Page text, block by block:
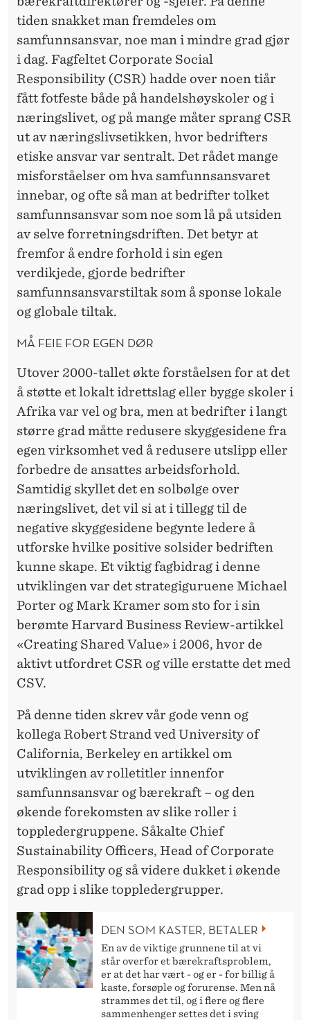
tiden snakket man fremdeles om
samfunnsansvar, noe man i mindre grad gjør
i dag. Fagfeltet Corporate Social
Responsibility (CSR) hadde over noen tiår
fått fotfeste både på handelshøyskoler og i
næringslivet, og på mange måter sprang CSR
ut av næringslivsetikken, hvor bedrifters
etiske ansvar var sentralt. Det rådet mange
misforståelser om hva samfunnsansvaret
innebar, og ofte så man at bedrifter tolket
samfunnsansvar som noe som lå på utsiden
av selve forretningsdriften. Det betyr at
fremfor å endre forhold i sin egen
verdikjede, gjorde bedrifter
samfunnsansvarstiltak som å sponse lokale
og globale tiltak.
MÅ FEIE FOR EGEN DØR
Utover 2000-tallet økte forståelsen for at det
å støtte et lokalt idrettslag eller bygge skoler i
Afrika var vel og bra, men at bedrifter i langt
større grad måtte redusere skyggesidene fra
egen virksomhet ved å redusere utslipp eller
forbedre de ansattes arbeidsforhold.
Samtidig skyllet det en solbølge over
næringslivet, det vil si at i tillegg til de
negative skyggesidene begynte ledere å
utforske hvilke positive solsider bedriften
kunne skape. Et viktig fagbidrag i denne
utviklingen var det strategiguruene Michael
Porter og Mark Kramer som sto for i sin
berømte Harvard Business Review-artikkel
«Creating Shared Value» i 2006, hvor de
aktivt utfordret CSR og ville erstatte det med
CSV.
På denne tiden skrev vår gode venn og
kollega Robert Strand ved University of
California, Berkeley en artikkel om
utviklingen av rolletitler innenfor
samfunnsansvar og bærekraft – og den
økende forekomsten av slike roller i
toppledergruppene. Såkalte Chief
Sustainability Officers, Head of Corporate
Responsibility og så videre dukket i økende
grad opp i slike toppledergrupper.
DEN SOM KASTER, BETALER
En av de viktige grunnene til at vi
står overfor et bærekraftsproblem,
er at det har vært - og er - for billig å
kaste, forsøple og forurense. Men nå
strammes det til, og i flere og flere
sammenhenger settes det i sving